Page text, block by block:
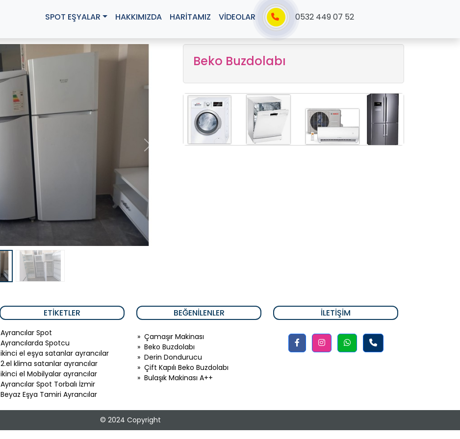
SPOT EŞYALAR HAKKIMIZDA HARİTAMIZ VİDEOLAR 0532 449 07 52
Next
Beko Buzdolabı
ETIKETLER
Ayrancılar Spot
Ayrancılarda Spotcu
ikinci el eşya satanlar ayrancılar
2.el klima satanlar ayrancılar
ikinci el Mobilyalar ayrancılar
Ayrancılar Spot Torbalı İzmir
Beyaz Eşya Tamiri Ayrancılar
BEĞENILENLER
» Çamaşır Makinası
» Beko Buzdolabı
» Derin Dondurucu
» Çift Kapılı Beko Buzdolabı
» Bulaşık Makinası A++
İLETIŞIM
© 2024 Copyright